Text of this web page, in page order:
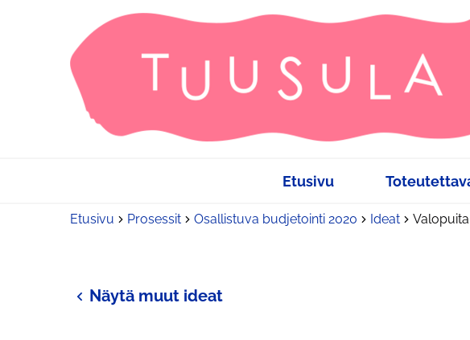
Etusivu
Etusivu Prosessit Osallistuva budjetointi 2020 Ideat
Näytä muut ideat